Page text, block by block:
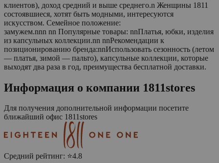
клиентов), доход средний и выше среднего.n Женщины 1811
состоявшиеся, хотят быть модными, интересуются
искусством. Семейное положение:
замужем.nnn nn Популярные товары: nnПлатья, юбки, изделия
из капсульных коллекции.nn nnРекомендации к
позиционированию бренда:nnИспользовать сезонность (летом
— платья, зимой — пальто), капсульные коллекции, которые
выходят два раза в год, преимущества бесплатной доставки.
Информация о компании 1811stores
Для получения дополнительной информации посетите
ближайший офис 1811stores
Средний рейтинг: ⭐4.8